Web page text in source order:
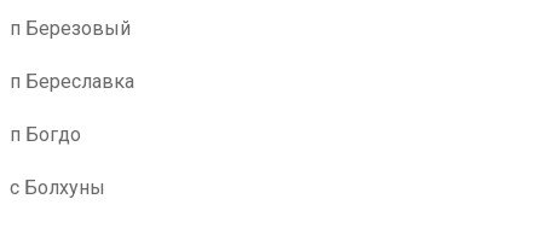
п Березовый
п Береславка
п Богдо
с Болхуны